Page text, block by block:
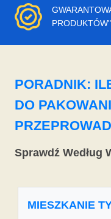
PRODUKTÓW"
PORADNIK:
DO
Sprawdź Według
MIESZKANIE